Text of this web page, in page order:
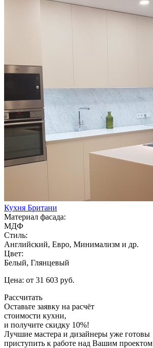
Кухня Британи
Материал фасада:
МДФ
Стиль:
Английский, Евро, Минимализм и др.
Цвет:
Белый, Глянцевый
Цена: от 31 603 руб.
Рассчитать
Оставьте заявку на расчёт
стоимости кухни,
и получите скидку 10%!
Лучшие мастера и дизайнеры уже готовы
приступить к работе над Вашим проектом